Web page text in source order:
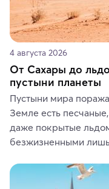
4 августа 2026
От Сахары до
пустыни планеты
Пустыни мира
Земле есть
даже покрытые
безжизненными
животные и
ярких впечатлений